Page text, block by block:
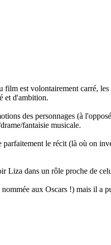
est volontairement carré, les
et d'ambition.
des personnages (à
fantaisie musicale.
le récit (là où on
Liza dans un rôle proche de
aux Oscars !) mais il a